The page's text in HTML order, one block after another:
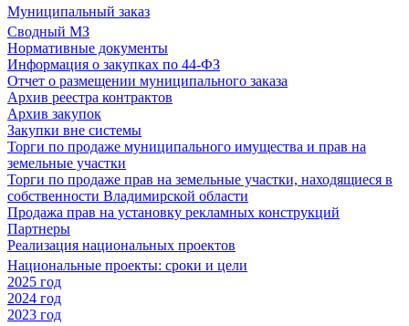
Муниципальный заказ
Сводный МЗ
Нормативные документы
Информация о закупках по 44-ФЗ
Отчет о размещении муниципального заказа
Архив реестра контрактов
Архив закупок
Закупки вне системы
Торги по продаже муниципального имущества и прав на
земельные участки
Торги по продаже прав на земельные участки, находящиеся в
собственности Владимирской области
Продажа прав на установку рекламных конструкций
Партнеры
Реализация национальных проектов
Национальные проекты: сроки и цели
2025 год
2024 год
2023 год